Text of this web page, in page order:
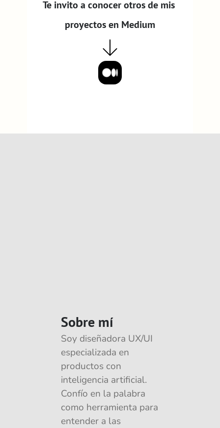
Te invito a conocer otros de mis
proyectos en Medium
Sobre mí
Soy diseñadora UX/UI
especializada en
productos con
inteligencia artificial.
Confío en la palabra
como herramienta para
entender a las